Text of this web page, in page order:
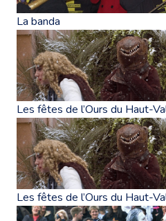
La banda
Les fêtes de l’Ours du Haut-
Les fêtes de l’Ours du Haut-